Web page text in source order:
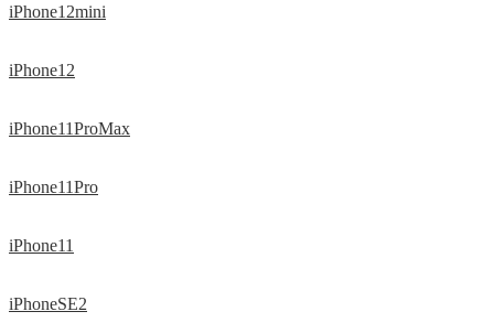
iPhone12mini
iPhone12
iPhone11ProMax
iPhone11Pro
iPhone11
iPhoneSE2